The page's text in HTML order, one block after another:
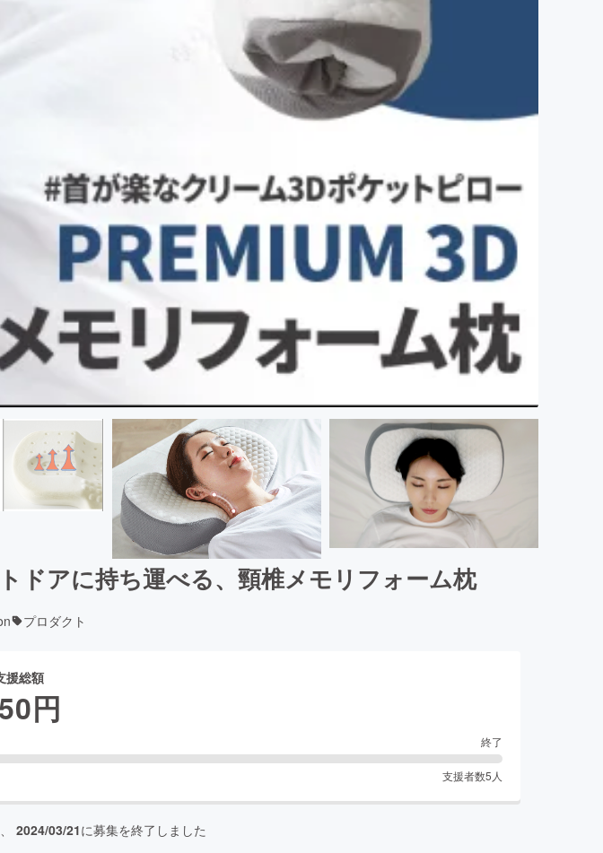
ドアに持ち運べる、頸椎メモリフォーム枕
プロダクト
援総額
円
終了
支援者数5 人
2024/03/21に募集を終了しました